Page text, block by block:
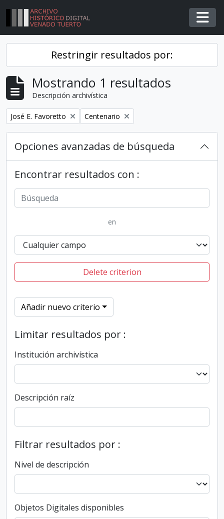
Skip to main content
Restringir resultados por:
Mostrando 1 resultados
Descripción archivística
Remover filtro
José E. Favoretto Remover filtro
Centenario
Opciones avanzadas de búsqueda
Encontrar resultados con :
en
Delete criterion
Añadir nuevo criterio
Limitar resultados por :
Institución archivística
Descripción raíz
Filtrar resultados por :
Nivel de descripción
Objetos Digitales disponibles